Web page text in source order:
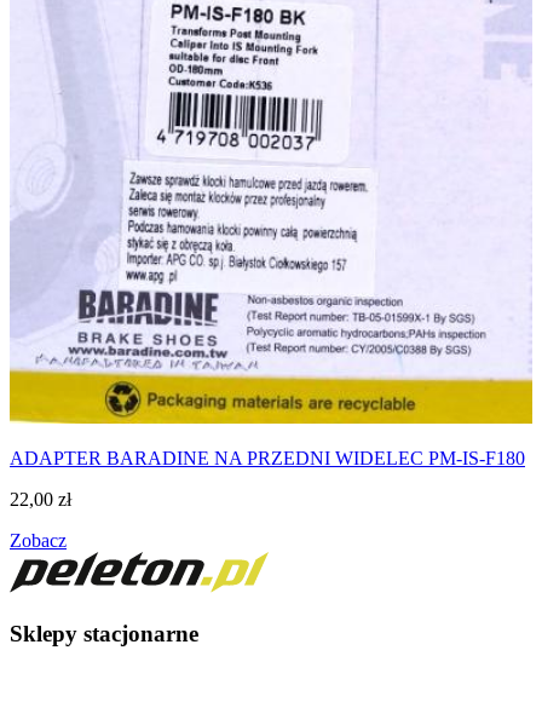
ADAPTER BARADINE NA PRZEDNI WIDELEC PM-IS-F180
22,00 zł
Zobacz
Sklepy stacjonarne